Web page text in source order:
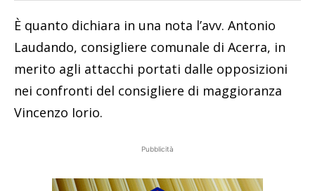
È quanto dichiara in una nota l’avv. Antonio
Laudando, consigliere comunale di Acerra, in
merito agli attacchi portati dalle opposizioni
nei confronti del consigliere di maggioranza
Vincenzo Iorio.
Pubblicità